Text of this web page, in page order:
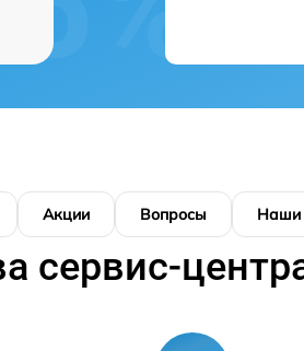
Акции Вопросы Наши
сервис-